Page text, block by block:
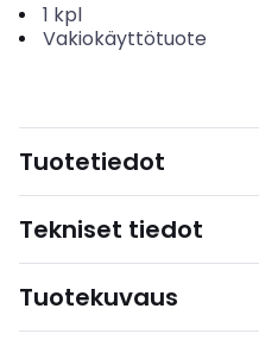
1 kpl
Vakiokäyttötuote
Tuotetiedot
Tekniset tiedot
Tuotekuvaus